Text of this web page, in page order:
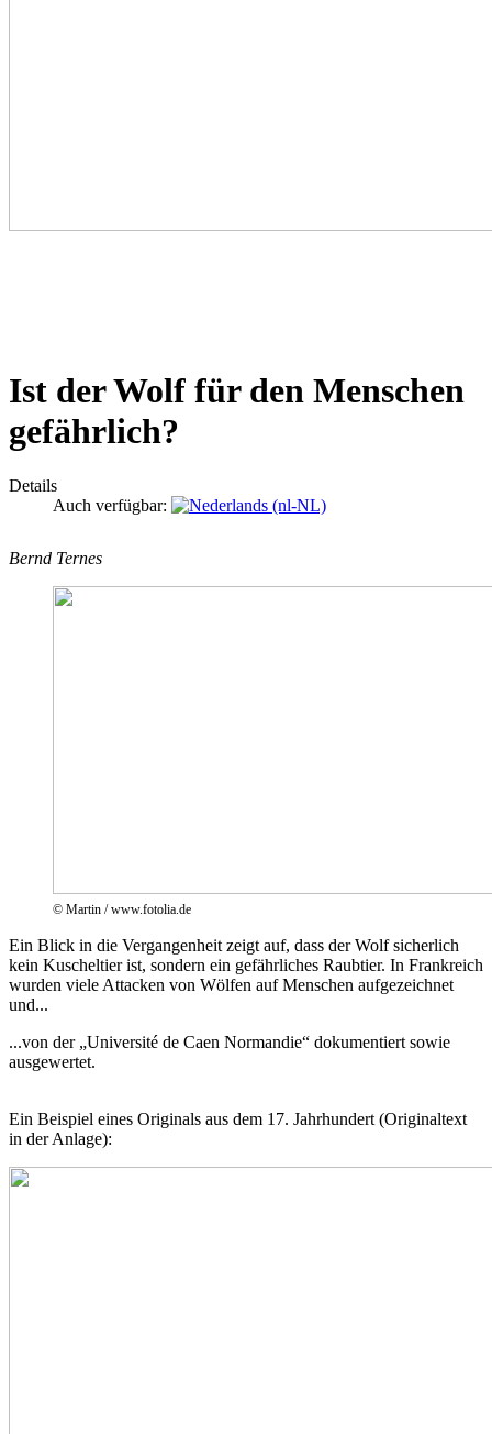
Ist der Wolf für den Menschen
gefährlich?
Details
Auch verfügbar:
Bernd Ternes
© Martin / www.fotolia.de
Ein Blick in die Vergangenheit zeigt auf, dass der Wolf sicherlich
kein Kuscheltier ist, sondern ein gefährliches Raubtier. In Frankreich
wurden viele Attacken von Wölfen auf Menschen aufgezeichnet
und...
...von der „Université de Caen Normandie“ dokumentiert sowie
ausgewertet.
Ein Beispiel eines Originals aus dem 17. Jahrhundert (Originaltext
in der Anlage):